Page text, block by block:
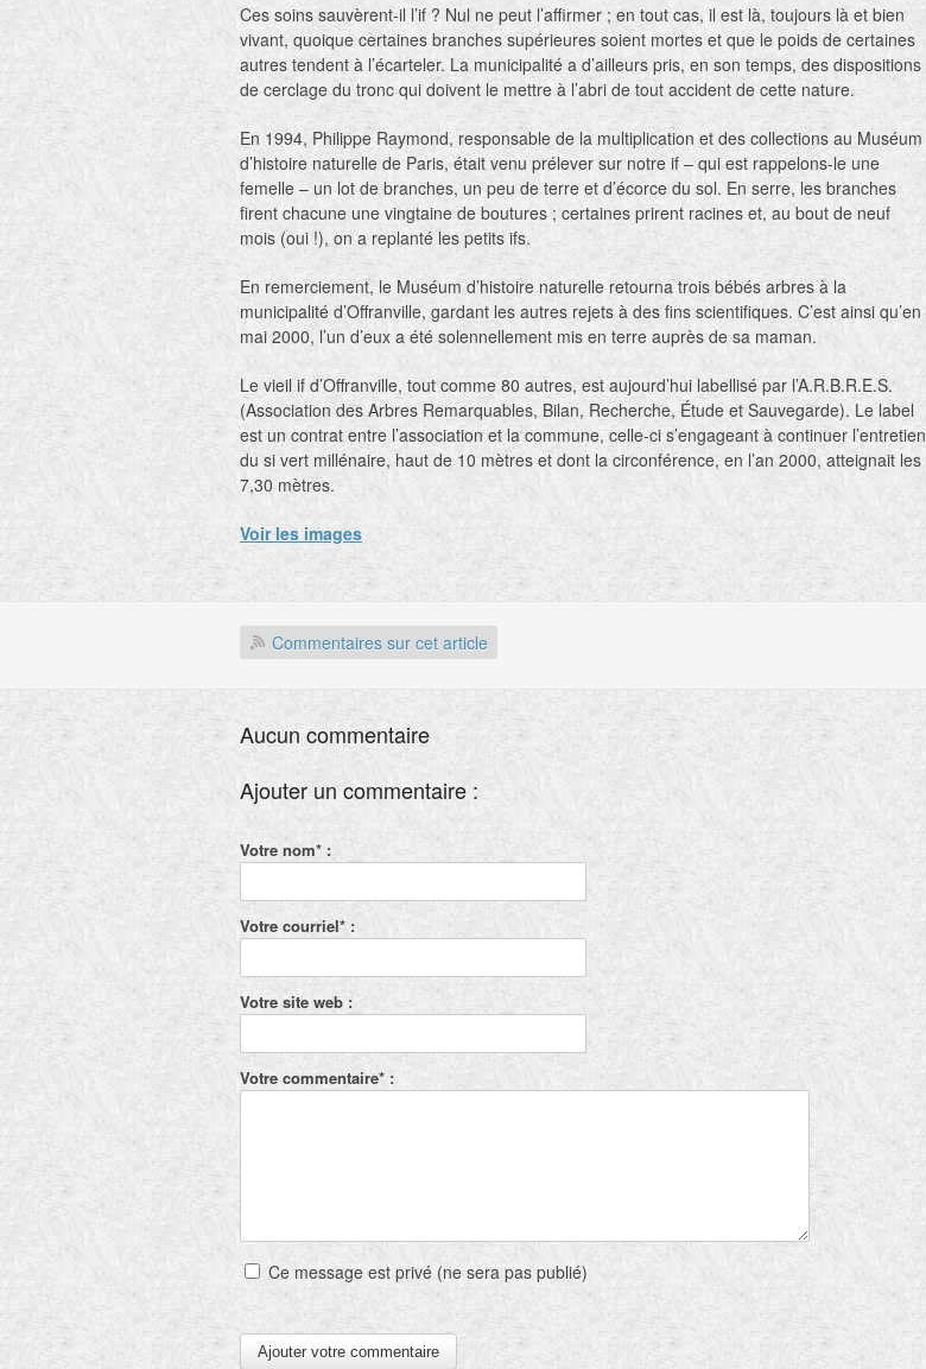
Ces soins sauvèrent-il l’if ? Nul ne peut l’affirmer ; en tout cas, il est là, toujours là et bien
vivant, quoique certaines branches supérieures soient mortes et que le poids de certaines
autres tendent à l’écarteler. La municipalité a d’ailleurs pris, en son temps, des dispositions
de cerclage du tronc qui doivent le mettre à l’abri de tout accident de cette nature.
En 1994, Philippe Raymond, responsable de la multiplication et des collections au Muséum
d’histoire naturelle de Paris, était venu prélever sur notre if – qui est rappelons-le une
femelle – un lot de branches, un peu de terre et d’écorce du sol. En serre, les branches
firent chacune une vingtaine de boutures ; certaines prirent racines et, au bout de neuf
mois (oui !), on a replanté les petits ifs.
En remerciement, le Muséum d’histoire naturelle retourna trois bébés arbres à la
municipalité d’Offranville, gardant les autres rejets à des fins scientifiques. C’est ainsi qu’en
mai 2000, l’un d’eux a été solennellement mis en terre auprès de sa maman.
Le vieil if d’Offranville, tout comme 80 autres, est aujourd’hui labellisé par l’A.R.B.R.E.S.
(Association des Arbres Remarquables, Bilan, Recherche, Étude et Sauvegarde). Le label
est un contrat entre l’association et la commune, celle-ci s’engageant à continuer l’entretien
du si vert millénaire, haut de 10 mètres et dont la circonférence, en l’an 2000, atteignait les
7,30 mètres.
Voir les images
Commentaires sur cet article
Aucun commentaire
Ajouter un commentaire :
Votre nom* :
Votre courriel* :
Votre site web :
Votre commentaire* :
Ce message est privé (ne sera pas publié)